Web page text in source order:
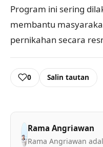
Program ini sering
membantu
pernikahan secara
0 Salin tautan
Rama Angriawan
Rama Angriawan